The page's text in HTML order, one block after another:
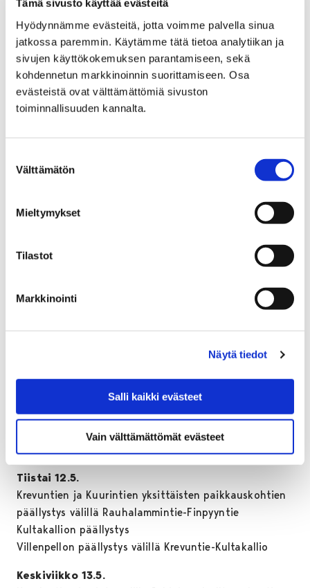
Tämä sivusto käyttää evästeitä
Hyödynnämme evästeitä, jotta voimme palvella sinua
jatkossa paremmin. Käytämme tätä tietoa analytiikan ja
sivujen käyttökokemuksen parantamiseen, sekä
kohdennetun markkinoinnin suorittamiseen. Osa
evästeistä ovat välttämättömiä sivuston
toiminnallisuuden kannalta.
valinta
Välttämätön
Mieltymykset
Tilastot
Markkinointi
Näytä tiedot
Salli kaikki evästeet
Vain välttämättömät evästeet
jotta kaistojen väliin ei jää korkoeroja, selventää
työnjohtajaJimi JärvenpääPorin kaupungilta.
Katujen uudelleenpäällystyksissä käytetään yksityisiä
urakoitsijoita, jotka vastaavat myös työmaiden
liikennejärjestelyistä sekä haastavimpien kohteiden
liikenteenohjauksesta. Isompien kohteiden
– Päällystystöistä saattaa aiheutua lyhytaikaista
erityistä valppautta päällystystyömaiden
läheisyydessä. Asfaltointeja pyritään mahdollisuuksien
aiheutuvat häiriöt jäisivät mahdollisimman pieniksi,
Maanantai 11.5
Kytöpolun päällystys
Hultinkujan päällystys
Krevuntien ja Kuurintien yksittäisten paikkauskohtien
päällystys välillä Rauhalammintie-Finpyyntie
Tiistai 12.5.
Krevuntien ja Kuurintien yksittäisten paikkauskohtien
päällystys välillä Rauhalammintie-Finpyyntie
Kultakallion päällystys
Villenpellon päällystys välillä Krevuntie-Kultakallio
Keskiviikko 13.5.